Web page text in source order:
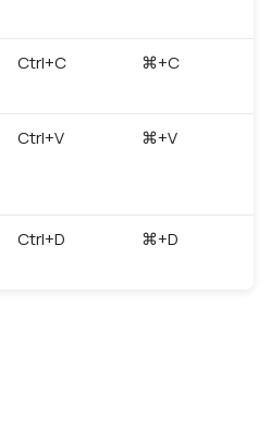
Ctrl+C ⌘+C
Ctrl+V ⌘+V
Ctrl+D ⌘+D